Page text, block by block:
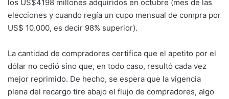
los US$4198 millones adquiridos en octubre (mes de las
elecciones y cuando regía un cupo mensual de compra por
US$ 10.000, es decir 98% superior).
La cantidad de compradores certifica que el apetito por el
dólar no cedió sino que, en todo caso, resultó cada vez
mejor reprimido. De hecho, se espera que la vigencia
plena del recargo tire abajo el flujo de compradores, algo